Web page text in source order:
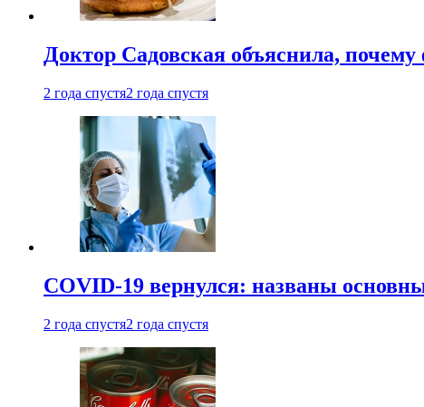
Доктор Садовская объяснила,
2 года спустя2 года спустя
COVID-19 вернулся: названы
2 года спустя2 года спустя